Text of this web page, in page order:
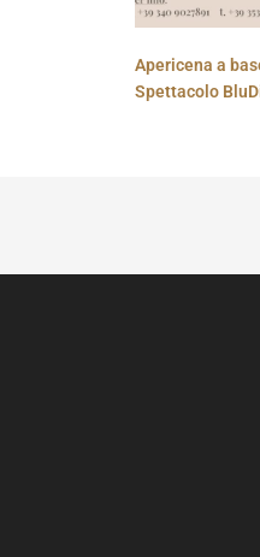
Apericena a
Spettacolo